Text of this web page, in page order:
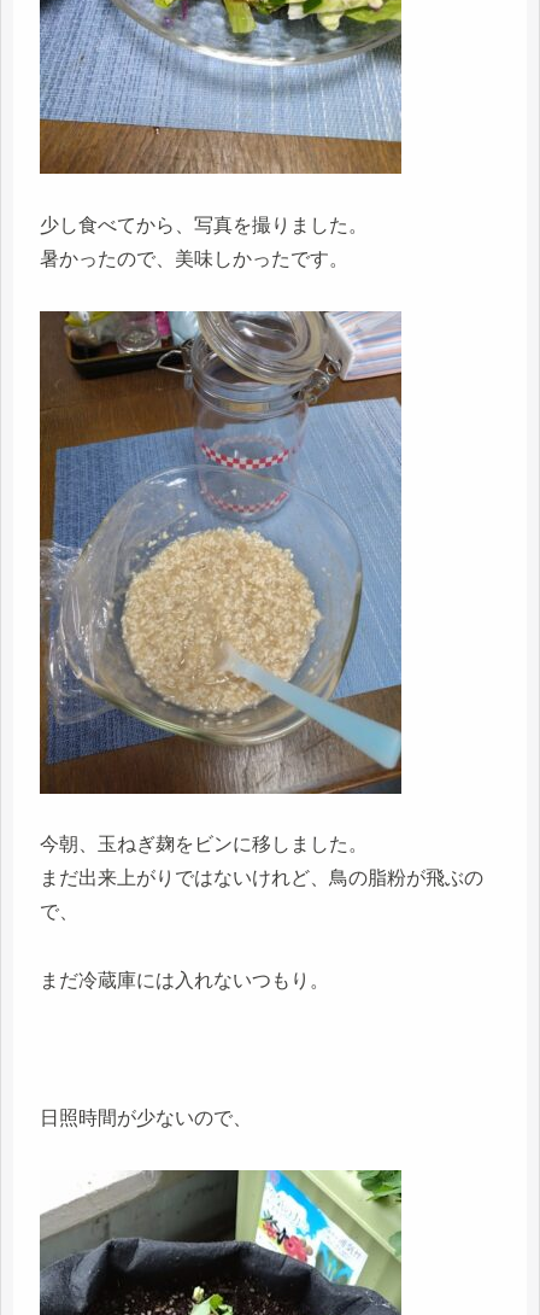
少し食べてから、写真を撮りました。
暑かったので、美味しかったです。
今朝、玉ねぎ麹をビンに移しました。
まだ出来上がりではないけれど、鳥の脂粉が飛ぶの
で、
まだ冷蔵庫には入れないつもり。
日照時間が少ないので、